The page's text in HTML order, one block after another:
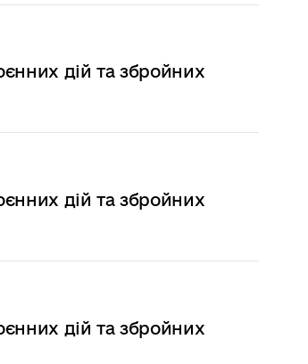
дій та збройних
дій та збройних
дій та збройних